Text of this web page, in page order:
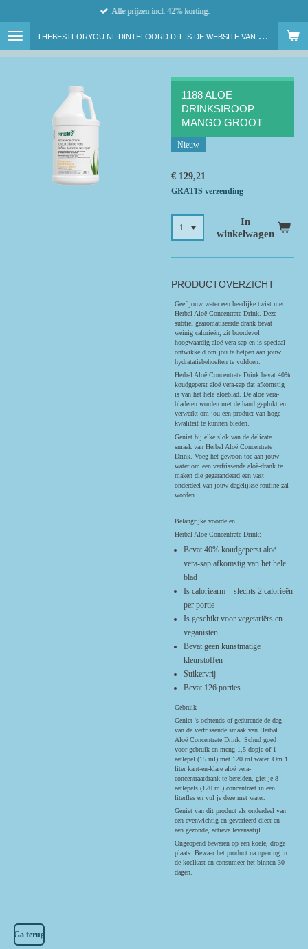
naar
de
THEBESTFORYOU.NL DINTELOORD DIT IS DE WEBSITE VAN ONAFHANKELIJK HERBALIFE NUTRITION MEMBER LENNY VAN DAM
Alle prijzen incl. 42% korting.
1188 ALOË
DRINKSIROOP
MANGO GROOT
Nieuw
€ 129,21
GRATIS verzending
In
winkelwagen
PRODUCTOVERZICHT
Geef jouw water een heerlijke twist met
Herbal Aloë Concentrate Drink. Deze
subtiel gearomatiseerde drank bevat
weinig calorieën, zit boordevol
hoogwaardig aloë vera-sap en is speciaal
ontwikkeld om jou te helpen aan jouw
hydratatiebehoeften te voldoen.
Herbal Aloë Concentrate Drink bevat 40%
koudgeperst aloë vera-sap dat afkomstig
is van het hele aloëblad. De aloë vera-
bladeren worden met de hand geplukt en
verwerkt om jou een product van hoge
kwaliteit te kunnen bieden.
Geniet bij elke slok van de delicate
smaak van Herbal Aloë Concentrate
Drink. Voeg het gewoon toe aan jouw
water om een verfrissende aloë-drank te
maken die gegarandeerd een vast
onderdeel van jouw dagelijkse routine zal
worden.
Belangrijke voordelen
Herbal Aloë Concentrate Drink:
Bevat 40% koudgeperst aloë
vera-sap afkomstig van het hele
blad
Is caloriearm – slechts 2 calorieën
per portie
Is geschikt voor vegetariërs en
veganisten
Bevat geen kunstmatige
kleurstoffen
Suikervrij
Bevat 126 porties
Gebruik
Geniet 's ochtends of gedurende de dag
van de verfrissende smaak van Herbal
Aloë Concentrate Drink. Schud goed
voor gebruik en meng 1,5 dopje of 1
eetlepel (15 ml) met 120 ml water. Om 1
liter kant-en-klare aloë vera-
concentraatdrank te bereiden, giet je 8
eetlepels (120 ml) concentraat in een
literfles en vul je deze met water.
Geniet van dit product als onderdeel van
een evenwichtig en gevarieerd dieet en
een gezonde, actieve levensstijl.
Ongeopend bewaren op een koele, droge
plaats. Bewaar het product na opening in
de koelkast en consumeer het binnen 30
dagen.
Ga terug